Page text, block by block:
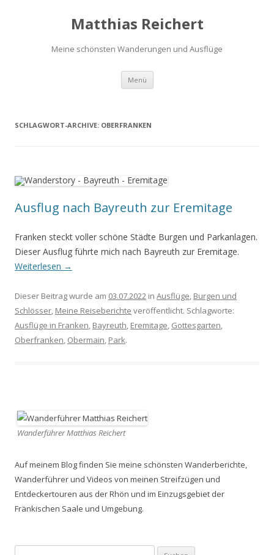
Matthias Reichert
Meine schönsten Wanderungen und Ausflüge
Menü Zum
springen
SCHLAGWORT-ARCHIVE: OBERFRANKEN
Ausflug nach Bayreuth zur Eremitage
Franken steckt voller schöne Städte Burgen und Parkanlagen.
Dieser Ausflug führte mich nach Bayreuth zur Eremitage.
Weiterlesen →
Dieser Beitrag wurde am 03.07.2022 in Ausflüge, Burgen und
Schlösser, Meine Reiseberichte veröffentlicht. Schlagworte:
Ausflüge in Franken, Bayreuth, Eremitage, Gottesgarten,
Oberfranken, Obermain, Park.
Wanderführer Matthias Reichert
Auf meinem Blog finden Sie meine schönsten Wanderberichte,
Wanderführer und Videos von meinen Streifzügen und
Entdeckertouren aus der Rhön und im Einzugsgebiet der
Fränkischen Saale und Umgebung.